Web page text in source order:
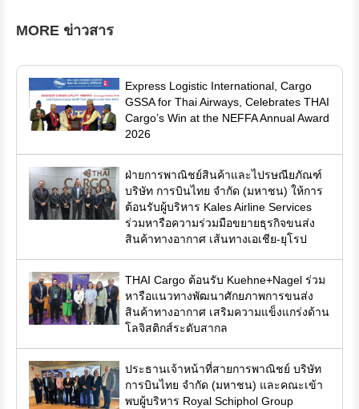
MORE ข่าวสาร
Express Logistic International, Cargo
GSSA for Thai Airways, Celebrates THAI
Cargo’s Win at the NEFFA Annual Award
2026
ฝ่ายการพาณิชย์สินค้าและไปรษณียภัณฑ์
บริษัท การบินไทย จำกัด (มหาชน) ให้การ
ต้อนรับผู้บริหาร Kales Airline Services
ร่วมหารือความร่วมมือขยายธุรกิจขนส่ง
สินค้าทางอากาศ เส้นทางเอเชีย-ยุโรป
THAI Cargo ต้อนรับ Kuehne+Nagel ร่วม
หารือแนวทางพัฒนาศักยภาพการขนส่ง
สินค้าทางอากาศ เสริมความแข็งแกร่งด้าน
โลจิสติกส์ระดับสากล
ประธานเจ้าหน้าที่สายการพาณิชย์ บริษัท
การบินไทย จำกัด (มหาชน) และคณะเข้า
พบผู้บริหาร Royal Schiphol Group